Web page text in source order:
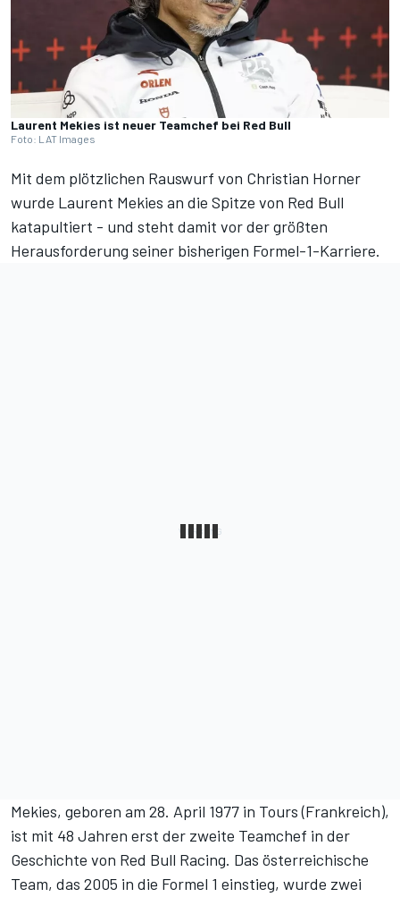
Laurent Mekies ist neuer Teamchef bei Red Bull
Foto: LAT Images
Mit dem plötzlichen Rauswurf von Christian Horner
wurde Laurent Mekies an die Spitze von Red Bull
katapultiert - und steht damit vor der größten
Herausforderung seiner bisherigen Formel-1-Karriere.
Mekies, geboren am 28. April 1977 in Tours (Frankreich),
ist mit 48 Jahren erst der zweite Teamchef in der
Geschichte von Red Bull Racing. Das österreichische
Team, das 2005 in die Formel 1 einstieg, wurde zwei